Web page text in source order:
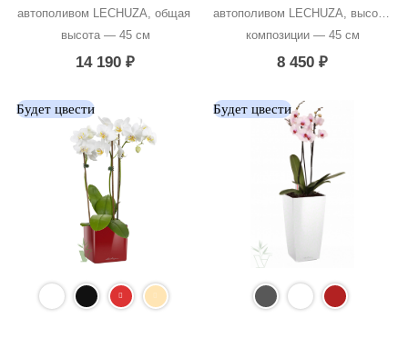
автополивом LECHUZA, общая
высота — 45 см
14 190₽
автополивом LECHUZA, высота
композиции — 45 см
8 450₽
Будет цвести Будет цвести